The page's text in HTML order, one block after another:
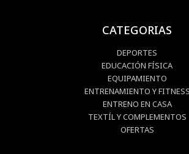
CATEGORIAS
DEPORTES
EDUCACIÓN FÍSICA
EQUIPAMIENTO
ENTRENAMIENTO Y FITNESS
ENTRENO EN CASA
TEXTÍL Y COMPLEMENTOS
OFERTAS